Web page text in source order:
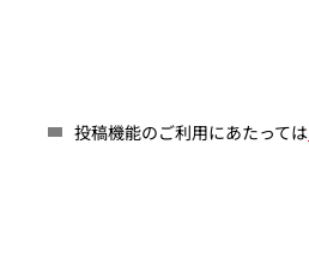
投稿機能のご利用にあたっては